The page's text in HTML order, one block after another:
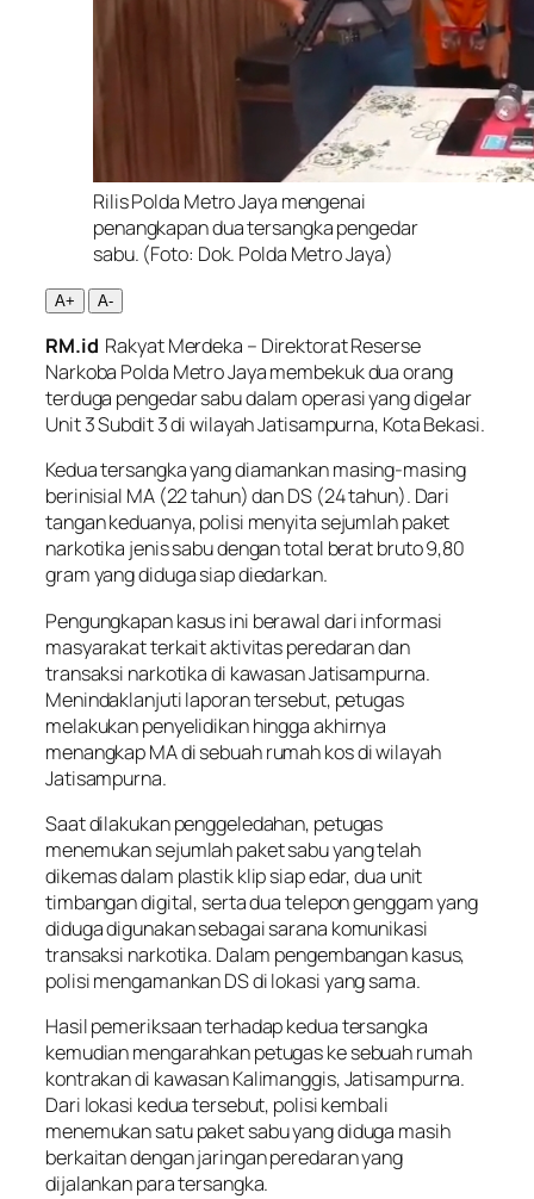
Rilis Polda Metro Jaya mengenai
penangkapan dua tersangka pengedar
sabu. (Foto: Dok. Polda Metro Jaya)
A+ A-
RM.id Rakyat Merdeka – Direktorat Reserse
Narkoba Polda Metro Jaya membekuk dua orang
terduga pengedar sabu dalam operasi yang digelar
Unit 3 Subdit 3 di wilayah Jatisampurna, Kota Bekasi.
Kedua tersangka yang diamankan masing-masing
berinisial MA (22 tahun) dan DS (24 tahun). Dari
tangan keduanya, polisi menyita sejumlah paket
narkotika jenis sabu dengan total berat bruto 9,80
gram yang diduga siap diedarkan.
Pengungkapan kasus ini berawal dari informasi
masyarakat terkait aktivitas peredaran dan
transaksi narkotika di kawasan Jatisampurna.
Menindaklanjuti laporan tersebut, petugas
melakukan penyelidikan hingga akhirnya
menangkap MA di sebuah rumah kos di wilayah
Jatisampurna.
Saat dilakukan penggeledahan, petugas
menemukan sejumlah paket sabu yang telah
dikemas dalam plastik klip siap edar, dua unit
timbangan digital, serta dua telepon genggam yang
diduga digunakan sebagai sarana komunikasi
transaksi narkotika. Dalam pengembangan kasus,
polisi mengamankan DS di lokasi yang sama.
Hasil pemeriksaan terhadap kedua tersangka
kemudian mengarahkan petugas ke sebuah rumah
kontrakan di kawasan Kalimanggis, Jatisampurna.
Dari lokasi kedua tersebut, polisi kembali
menemukan satu paket sabu yang diduga masih
berkaitan dengan jaringan peredaran yang
dijalankan para tersangka.